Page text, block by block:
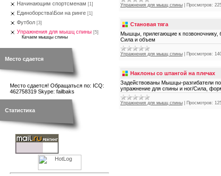
Начинающим спортсменам [1]
Единоборства\Бои на ринге [1]
Футбол [3]
Упражнения для мышц спины [5]
Качаем мышцы спины
Место сдается
Место сдается! Обращаться по: ICQ:
462758319 Skype: failbaks
Статистика
Упражнения для мышц спины Просмотров:
Становая тяга
Мышцы, прилегающие к позвоночнику,
Сила и объем
Упражнения для мышц спины Просмотров:
Наклоны со штангой на плечах
Задействованы Мышцы-разгибатели
упражнение для спины и ног/Сила,
Упражнения для мышц спины Просмотров: